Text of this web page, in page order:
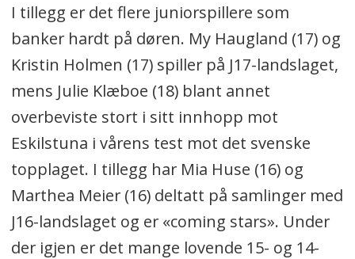
I tillegg er det flere juniorspillere som
banker hardt på døren. My Haugland (17) og
Kristin Holmen (17) spiller på J17-landslaget,
mens Julie Klæboe (18) blant annet
overbeviste stort i sitt innhopp mot
Eskilstuna i vårens test mot det svenske
topplaget. I tillegg har Mia Huse (16) og
Marthea Meier (16) deltatt på samlinger med
J16-landslaget og er «coming stars». Under
der igjen er det mange lovende 15- og 14-